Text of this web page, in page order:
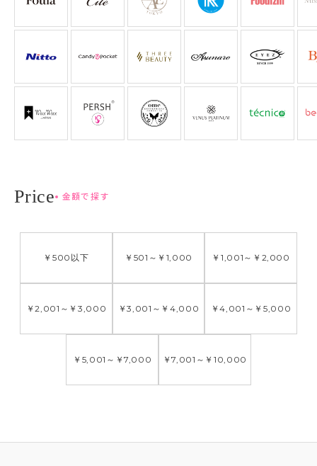
金額で探す
￥500 以下 ￥501 ～ ￥1,000 ￥1,001 ～ ￥2,000
￥2,001 ～ ￥3,000 ￥3,001 ～ ￥4,000 ￥4,001 ～ ￥5,000
￥5,001 ～ ￥7,000 ￥7,001 ～ ￥10,000